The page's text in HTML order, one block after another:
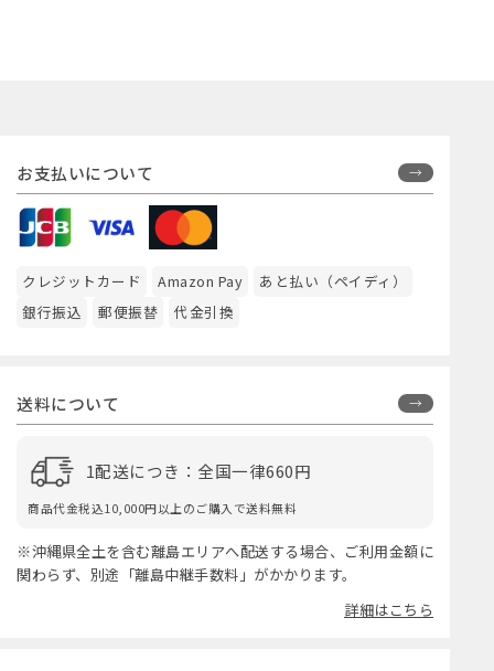
お支払いについて
クレジットカード Amazon Pay
あと払い（ペイディ）
銀行振込
郵便振替 代金引換
送料について
1配送につき：全国一律660円
商品代金税込10,000円以上のご購入で送料無料
※沖縄県全土を含む離島エリアへ配送する場合、ご利用金額に
関わらず、別途「離島中継手数料」がかかります。
詳細はこちら